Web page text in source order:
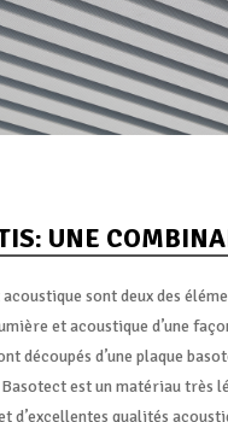
UNE
sont deux des
et acoustique d’une
découpés d’une plaque
est un matériau très
d’excellentes qualités